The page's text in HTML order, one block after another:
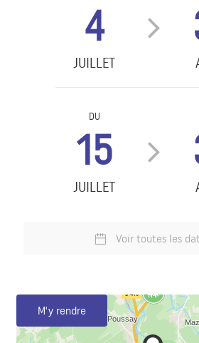
4
JUILLET
DU
15
JUILLET
Voir toutes les
M'y rendre